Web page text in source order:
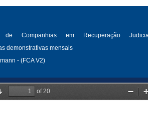
de Companhias em Recuperação
demonstrativas mensais
- (FCA V2)